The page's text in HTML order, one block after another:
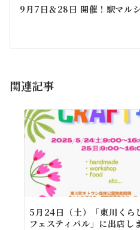
ゲ
シ
ン
9月7日＆28日 開催！駅マル
関連記事
5月24日（土）「東川くら
フェスティバル」に出店し